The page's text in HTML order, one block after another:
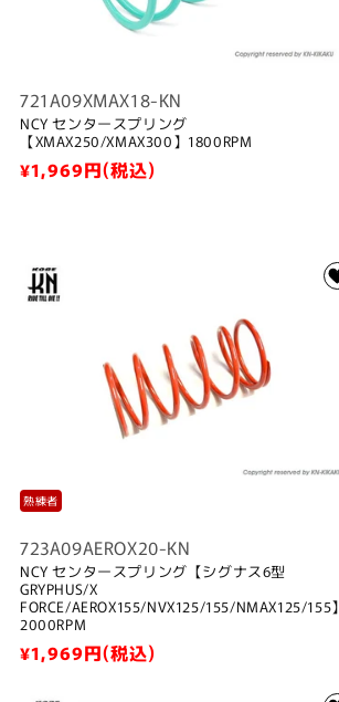
721A09XMAX18-KN
NCY センタースプリング
【XMAX250/XMAX300】1800RPM
通
¥1,969円(税込)
熟練者
723A09AEROX20-KN
NCY センタースプリング【シグナス6型
GRYPHUS/X
FORCE/AEROX155/NVX125/155/NMAX125/155】
2000RPM
通
¥1,969円(税込)